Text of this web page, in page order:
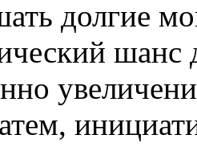
долгие
шанс